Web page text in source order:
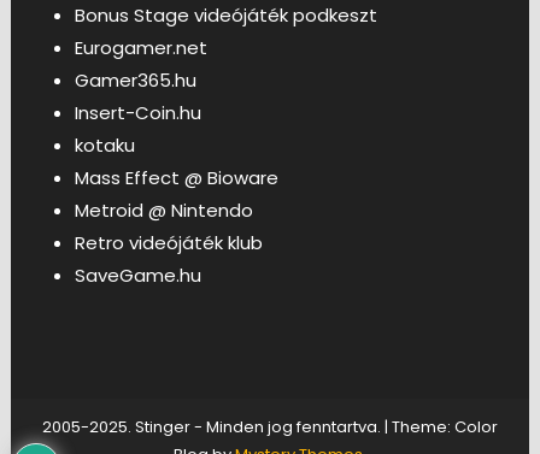
Bonus Stage videójáték podkeszt
Eurogamer.net
Gamer365.hu
Insert-Coin.hu
kotaku
Mass Effect @ Bioware
Metroid @ Nintendo
Retro videójáték klub
SaveGame.hu
2005-2025. Stinger - Minden jog fenntartva. | Theme: Color